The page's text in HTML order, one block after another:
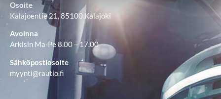
Osoite
Kalajoentie 21, 85100 Kalajoki
Avoinna
Arkisin Ma-Pe 8.00 – 17.00
Sähköpostiosoite
myynti@rautio.fi